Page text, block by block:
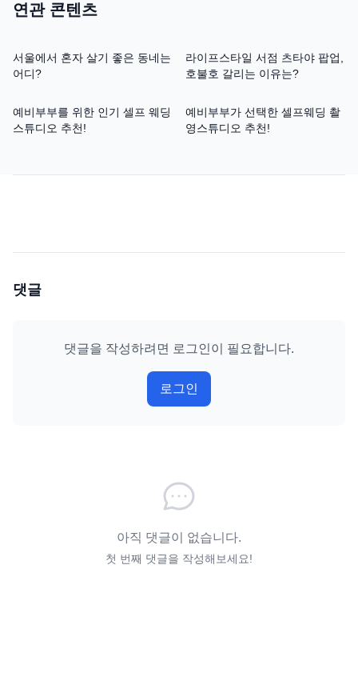
연관 콘텐츠
서울에서 혼자 살기 좋은 동네는
어디?
라이프스타일 서점 츠타야 팝업,
호불호 갈리는 이유는?
예비부부를 위한 인기 셀프 웨딩
스튜디오 추천!
예비부부가 선택한 셀프웨딩 촬
영스튜디오 추천!
댓글
댓글을 작성하려면 로그인이 필요합니다.
로그인
아직 댓글이 없습니다.
첫 번째 댓글을 작성해보세요!